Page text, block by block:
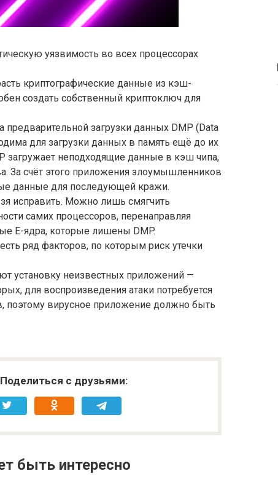
уязвимость во всех процессорах
криптографические данные из кэш-
создать собственный криптоключ для
предварительной загрузки данных DMP (Data
для загрузки данных в память ещё до их
загружает неподходящие данные в кэш чипа,
За счёт этого приложения злоумышленников
данные для последующей кражи.
исправить. Можно лишь смягчить
самих процессоров, перенаправляя
E-ядра, которые лишены DMP.
ряд факторов, по которым риск утечки
установку неизвестных приложений —
для воспроизведения атаки потребуется
поэтому вирусное приложение должно быть
с друзьями:
быть интересно